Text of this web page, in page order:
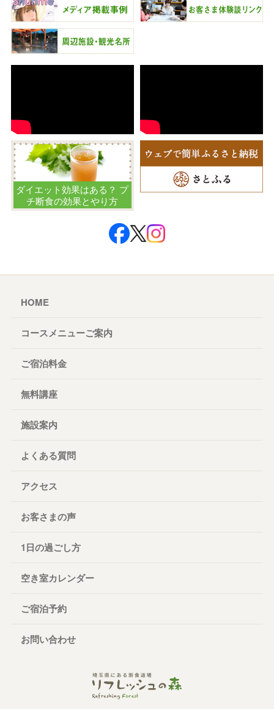
ダイエット効果はある？ プ
チ断食の効果とやり方
HOME
コースメニューご案内
ご宿泊料金
無料講座
施設案内
よくある質問
アクセス
お客さまの声
1日の過ごし方
空き室カレンダー
ご宿泊予約
お問い合わせ